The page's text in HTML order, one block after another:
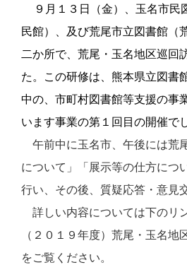
９月１３日（金）、玉名市民
民館）、及び荒尾市立図書館（
二か所で、荒尾・玉名地区巡回
た。この研修は、熊本県立図書
中の、市町村図書館等支援の事
います事業の第１回目の開催で
午前中に玉名市、午後には荒
について」「展示等の仕方につ
行い、その後、質疑応答・意見
詳しい内容については下のリ
（２０１９年度）荒尾・玉名地
をご覧ください。